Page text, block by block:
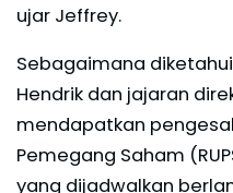
ujar Jeffrey.
Sebagaimana
Hendrik dan jajaran
mendapatkan
Pemegang Saham
yang dijadwalkan